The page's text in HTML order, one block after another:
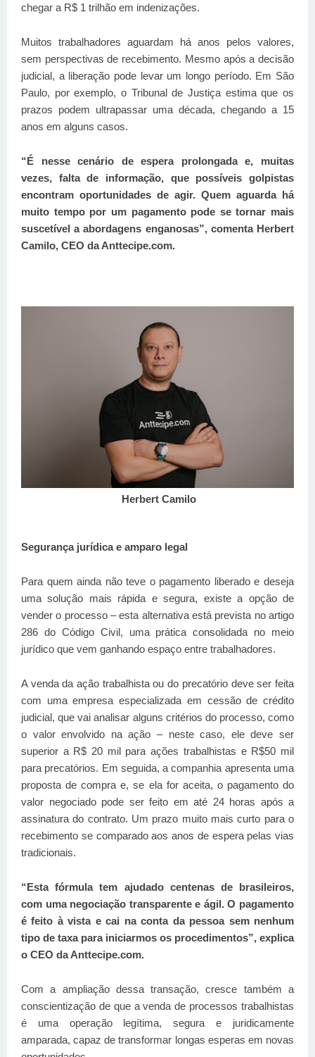
chegar a R$ 1 trilhão em indenizações.
Muitos trabalhadores aguardam há anos pelos valores,
sem perspectivas de recebimento. Mesmo após a decisão
judicial, a liberação pode levar um longo período. Em São
Paulo, por exemplo, o Tribunal de Justiça estima que os
prazos podem ultrapassar uma década, chegando a 15
anos em alguns casos.
“É nesse cenário de espera prolongada e, muitas
vezes, falta de informação, que possíveis golpistas
encontram oportunidades de agir. Quem aguarda há
muito tempo por um pagamento pode se tornar mais
suscetível a abordagens enganosas”, comenta Herbert
Camilo, CEO da Anttecipe.com.
Herbert Camilo
Segurança jurídica e amparo legal
Para quem ainda não teve o pagamento liberado e deseja
uma solução mais rápida e segura, existe a opção de
vender o processo – esta alternativa está prevista no artigo
286 do Código Civil, uma prática consolidada no meio
jurídico que vem ganhando espaço entre trabalhadores.
A venda da ação trabalhista ou do precatório deve ser feita
com uma empresa especializada em cessão de crédito
judicial, que vai analisar alguns critérios do processo, como
o valor envolvido na ação – neste caso, ele deve ser
superior a R$ 20 mil para ações trabalhistas e R$50 mil
para precatórios. Em seguida, a companhia apresenta uma
proposta de compra e, se ela for aceita, o pagamento do
valor negociado pode ser feito em até 24 horas após a
assinatura do contrato. Um prazo muito mais curto para o
recebimento se comparado aos anos de espera pelas vias
tradicionais.
“Esta fórmula tem ajudado centenas de brasileiros,
com uma negociação transparente e ágil. O pagamento
é feito à vista e cai na conta da pessoa sem nenhum
tipo de taxa para iniciarmos os procedimentos”, explica
o CEO da Anttecipe.com.
Com a ampliação dessa transação, cresce também a
conscientização de que a venda de processos trabalhistas
é uma operação legítima, segura e juridicamente
amparada, capaz de transformar longas esperas em novas